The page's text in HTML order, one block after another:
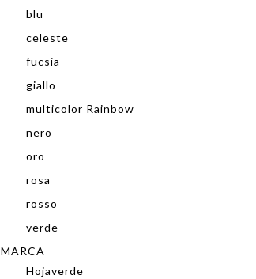
blu
celeste
fucsia
giallo
multicolor Rainbow
nero
oro
rosa
rosso
verde
MARCA
Hojaverde